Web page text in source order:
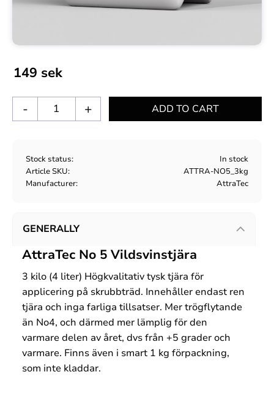
149 sek
+
-
Stock status
In stock
Article SKU
ATTRA-NO5_3kg
Manufacturer
AttraTec
GENERALLY
AttraTec No 5 Vildsvinstjära
3 kilo (4 liter) Högkvalitativ tysk tjära för
applicering på skrubbträd. Innehåller endast ren
tjära och inga farliga tillsatser. Mer trögflytande
än No4, och därmed mer lämplig för den
varmare delen av året, dvs från +5 grader och
varmare. Finns även i smart 1 kg förpackning,
som inte kladdar.